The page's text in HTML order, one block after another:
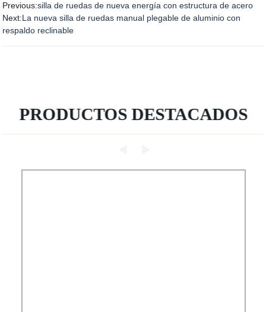
Previous:silla de ruedas de nueva energía con estructura de acero
Next:La nueva silla de ruedas manual plegable de aluminio con
respaldo reclinable
PRODUCTOS DESTACADOS